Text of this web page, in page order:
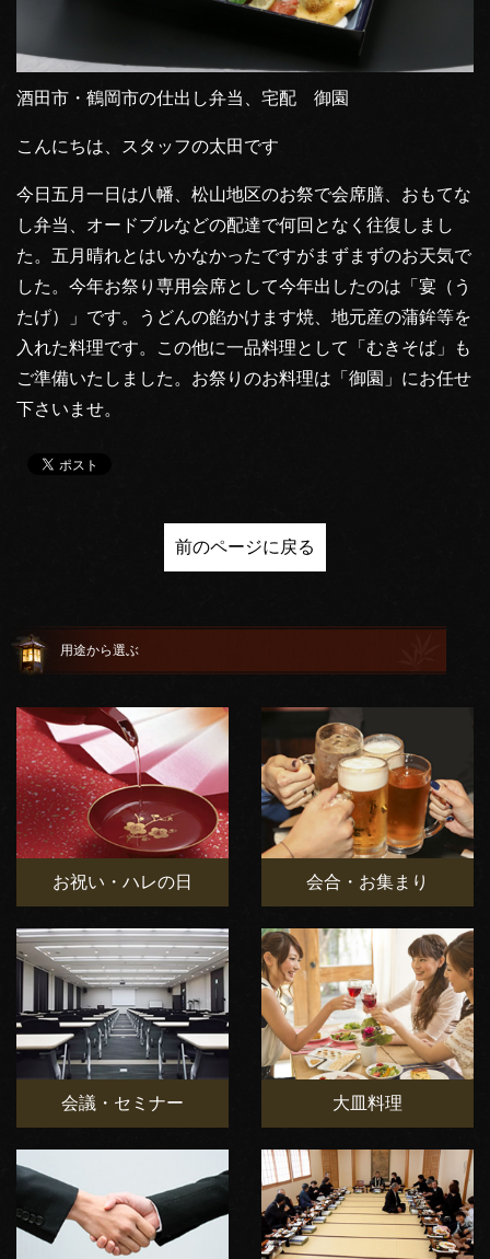
酒田市・鶴岡市の仕出し弁当、宅配 御園
こんにちは、スタッフの太田です
今日五月一日は八幡、松山地区のお祭で会席膳、おもてな
し弁当、オードブルなどの配達で何回となく往復しまし
た。五月晴れとはいかなかったですがまずまずのお天気で
した。今年お祭り専用会席として今年出したのは「宴（う
たげ）」です。うどんの餡かけます焼、地元産の蒲鉾等を
入れた料理です。この他に一品料理として「むきそば」も
ご準備いたしました。お祭りのお料理は「御園」にお任せ
下さいませ。
前のページに戻る
用途から選ぶ
お祝い・ハレの日 会合・お集まり
会議・セミナー 大皿料理